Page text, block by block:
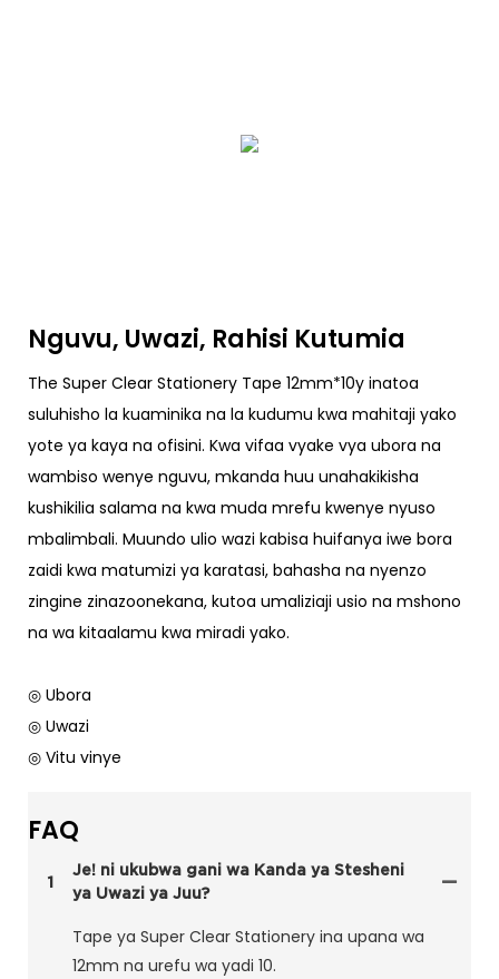
Nguvu, Uwazi, Rahisi Kutumia
The Super Clear Stationery Tape 12mm*10y inatoa
suluhisho la kuaminika na la kudumu kwa mahitaji yako
yote ya kaya na ofisini. Kwa vifaa vyake vya ubora na
wambiso wenye nguvu, mkanda huu unahakikisha
kushikilia salama na kwa muda mrefu kwenye nyuso
mbalimbali. Muundo ulio wazi kabisa huifanya iwe bora
zaidi kwa matumizi ya karatasi, bahasha na nyenzo
zingine zinazoonekana, kutoa umaliziaji usio na mshono
na wa kitaalamu kwa miradi yako.
◎ Ubora
◎ Uwazi
◎ Vitu vinye
FAQ
1
Je! ni ukubwa gani wa Kanda ya Stesheni
ya Uwazi ya Juu?
Tape ya Super Clear Stationery ina upana wa
12mm na urefu wa yadi 10.